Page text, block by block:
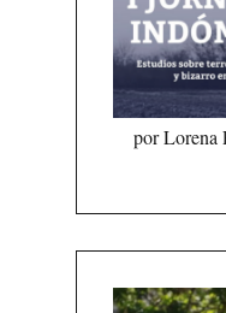
por